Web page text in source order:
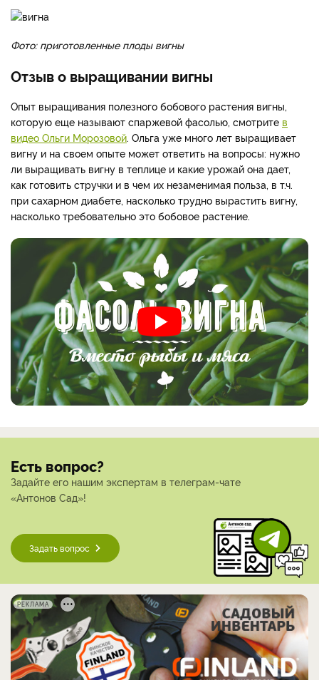
Фото: приготовленные плоды вигны
Отзыв о выращивании вигны
Опыт выращивания полезного бобового растения вигны,
которую еще называют спаржевой фасолью, смотрите в
видео Ольги Морозовой . Ольга уже много лет выращивает
вигну и на своем опыте может ответить на вопросы: нужно
ли выращивать вигну в теплице и какие урожай она дает,
как готовить стручки и в чем их незаменимая польза, в т.ч.
при сахарном диабете, насколько трудно вырастить вигну,
насколько требовательно это бобовое растение.
Есть вопрос?
Задайте его нашим экспертам в телеграм-чате
«Антонов Сад»!
Задать вопрос
РЕКЛАМА